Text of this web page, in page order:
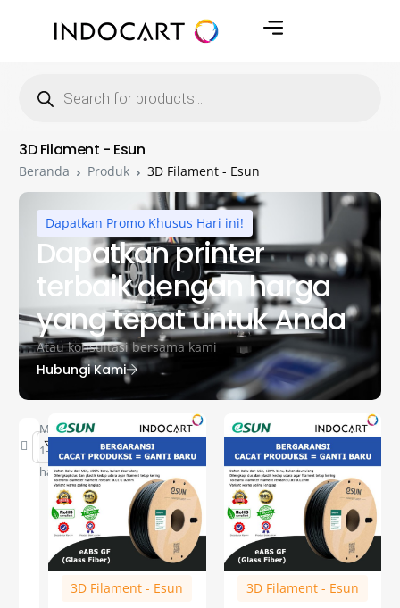
3D Filament - Esun
Beranda Produk 3D Filament - Esun
Dapatkan Promo Khusus Hari ini!
Dapatkan printer
terbaik dengan harga
yang tepat untuk Anda
Atau konsultasi bersama kami
Hubungi Kami
Menampilkan
1–12 dari 34
hasil
3D Filament - Esun 3D Filament - Esun